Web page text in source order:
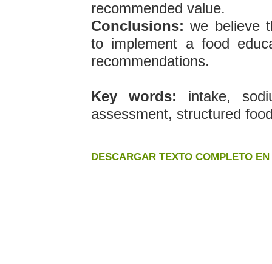
recommended value.
Conclusions: we believe
to implement a food
recommendations.
Key words: intake,
assessment, structured
DESCARGAR TEXTO COMPLETO EN